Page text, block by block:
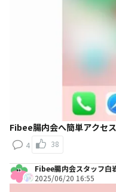
Fibee腸内会へ簡単アクセ
4 38
Fibee腸内会スタッフ白
2025/06/20 16:55